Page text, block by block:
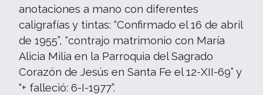
anotaciones a mano con diferentes
caligrafías y tintas: “Confirmado el 16 de abril
de 1955”, “contrajo matrimonio con María
Alicia Milia en la Parroquia del Sagrado
Corazón de Jesús en Santa Fe el 12-XII-69” y
“+ falleció: 6-I-1977”.